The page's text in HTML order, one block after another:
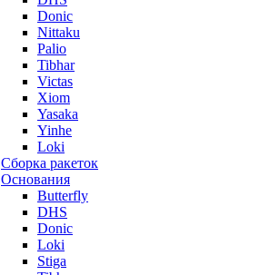
Donic
Nittaku
Palio
Tibhar
Victas
Xiom
Yasaka
Yinhe
Loki
Сборка ракеток
Основания
Butterfly
DHS
Donic
Loki
Stiga